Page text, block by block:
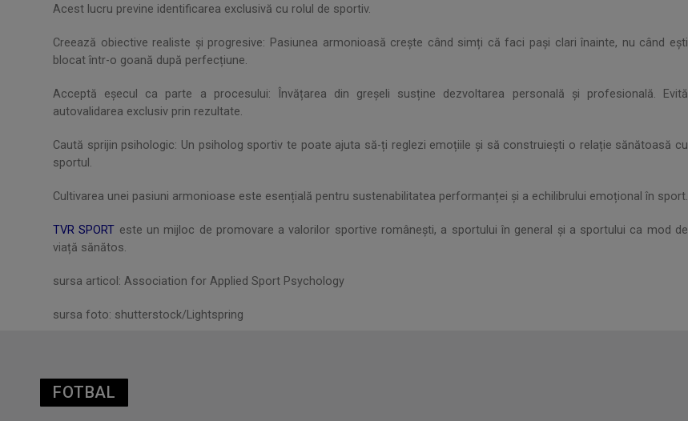
Acest lucru previne identificarea exclusivă cu rolul de sportiv.
Creează obiective realiste și progresive: Pasiunea armonioasă crește când simți că faci pași clari înainte, nu când ești
blocat într-o goană după perfecțiune.
Acceptă eșecul ca parte a procesului: Învățarea din greșeli susține dezvoltarea personală și profesională. Evită
autovalidarea exclusiv prin rezultate.
Caută sprijin psihologic: Un psiholog sportiv te poate ajuta să-ți reglezi emoțiile și să construiești o relație sănătoasă cu
sportul.
Cultivarea unei pasiuni armonioase este esențială pentru sustenabilitatea performanței și a echilibrului emoțional în sport.
TVR SPORT este un mijloc de promovare a valorilor sportive românești, a sportului în general și a sportului ca mod de
viață sănătos.
sursa articol: Association for Applied Sport Psychology
sursa foto: shutterstock/Lightspring
FOTBAL